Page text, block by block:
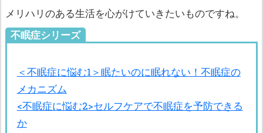
メリハリのある生活を心がけていきたいものですね。
不眠症シリーズ
＜不眠症に悩む1＞眠たいのに眠れない！不眠症の
メカニズム
<不眠症に悩む2>セルフケアで不眠症を予防できる
か